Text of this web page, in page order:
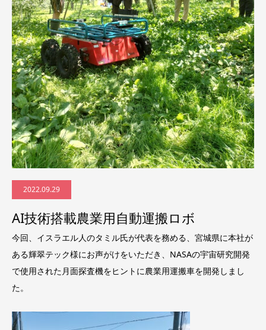
2022.09.29
AI技術搭載農業用自動運搬ロボ
今回、イスラエル人のタミル氏が代表を務める、宮城県に本社が
ある輝翠テック様にお声がけをいただき、NASAの宇宙研究開発
で使用された月面探査機をヒントに農業用運搬車を開発しまし
た。